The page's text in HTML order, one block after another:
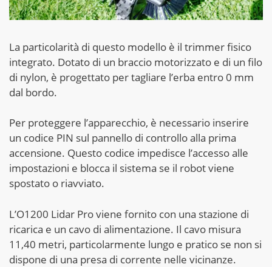
La particolarità di questo modello è il trimmer fisico
integrato. Dotato di un braccio motorizzato e di un filo
di nylon, è progettato per tagliare l’erba entro 0 mm
dal bordo.
Per proteggere l’apparecchio, è necessario inserire
un codice PIN sul pannello di controllo alla prima
accensione. Questo codice impedisce l’accesso alle
impostazioni e blocca il sistema se il robot viene
spostato o riavviato.
L’O1200 Lidar Pro viene fornito con una stazione di
ricarica e un cavo di alimentazione. Il cavo misura
11,40 metri, particolarmente lungo e pratico se non si
dispone di una presa di corrente nelle vicinanze.